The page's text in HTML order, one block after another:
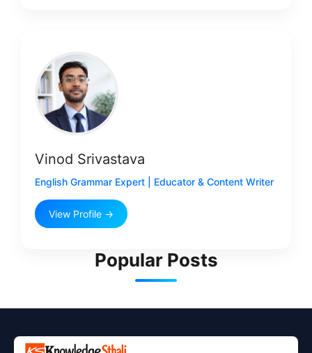
Vinod Srivastava
English Grammar Expert | Educator & Content Writer
View Profile →
Popular Posts